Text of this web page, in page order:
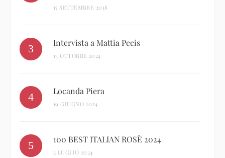
17 SETTEMBRE 2018
Intervista a Mattia Pecis
13 OTTOBRE 2024
Locanda Piera
19 GIUGNO 2024
100 BEST ITALIAN ROSÈ 2024
2 LUGLIO 2024